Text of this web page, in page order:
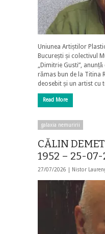
Uniunea Artiștilor
București și colectivul
„Dimitrie Gusti”,
rămas bun de la Titina
deosebit și un artist cu
Read More
galaxia nemuririi
CĂLIN
1952 – 25-
27/07/2026 | Nistor